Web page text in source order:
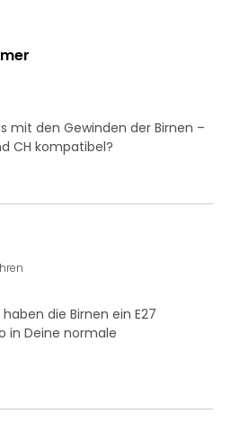
mit den Gewinden der Birnen –
CH kompatibel?
die Birnen ein E27
in Deine normale